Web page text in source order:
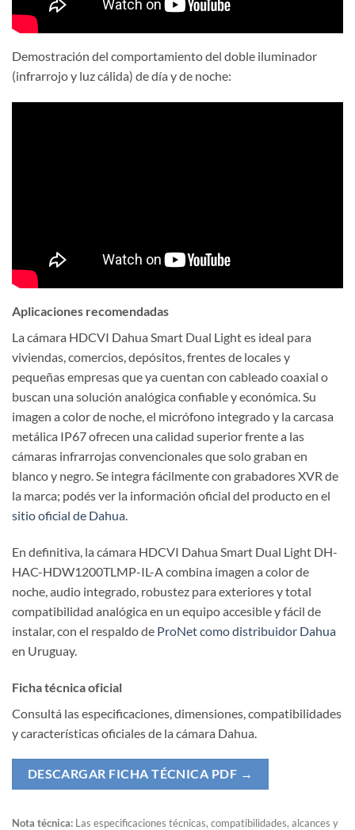
Demostración del comportamiento del doble iluminador
(infrarrojo y luz cálida) de día y de noche:
Aplicaciones recomendadas
La cámara HDCVI Dahua Smart Dual Light es ideal para
viviendas, comercios, depósitos, frentes de locales y
pequeñas empresas que ya cuentan con cableado coaxial o
buscan una solución analógica confiable y económica. Su
imagen a color de noche, el micrófono integrado y la carcasa
metálica IP67 ofrecen una calidad superior frente a las
cámaras infrarrojas convencionales que solo graban en
blanco y negro. Se integra fácilmente con grabadores XVR de
la marca; podés ver la información oficial del producto en el
sitio oficial de Dahua.
En definitiva, la cámara HDCVI Dahua Smart Dual Light DH-
HAC-HDW1200TLMP-IL-A combina imagen a color de
noche, audio integrado, robustez para exteriores y total
compatibilidad analógica en un equipo accesible y fácil de
instalar, con el respaldo de ProNet como distribuidor Dahua
en Uruguay.
Ficha técnica oficial
Consultá las especificaciones, dimensiones, compatibilidades
y características oficiales de la cámara Dahua.
DESCARGAR FICHA TÉCNICA PDF →
Nota técnica: Las especificaciones técnicas, compatibilidades, alcances y